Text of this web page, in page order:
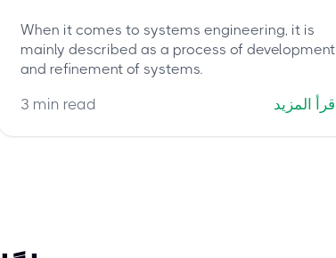
When it comes to systems engineering, it is
mainly described as a process of development
and refinement of systems.
3 min read اقرأ المزيد